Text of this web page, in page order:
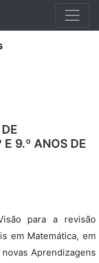
9.º ANOS DE
para a revisão
em Matemática, em
Aprendizagens